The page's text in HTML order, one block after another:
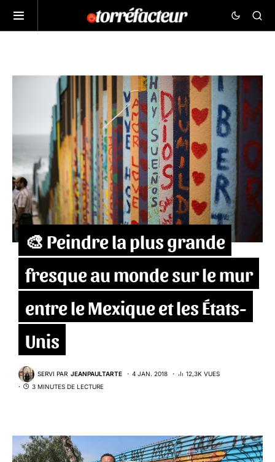
🎨 Peindre la plus grande
fresque au monde sur le mur
entre le Mexique et les États-
Unis
SERVI PAR JEANPAULTARTE 4 JAN. 2018
12,3K VUES
3 MINUTES DE LECTURE